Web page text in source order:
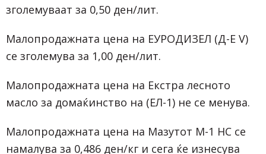
зголемуваат за 0,50 ден/лит.
Малопродажната цена на ЕУРОДИЗЕЛ (Д-Е V)
се зголемува за 1,00 ден/лит.
Малопродажната цена на Екстра лесното
масло за домаќинство на (ЕЛ-1) не се менува.
Малопродажната цена на Мазутот М-1 НС се
намалува за 0,486 ден/кг и сега ќе изнесува